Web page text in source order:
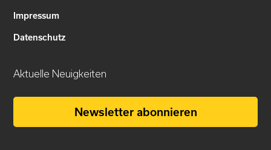
Impressum
Datenschutz
Aktuelle Neuigkeiten
Newsletter abonnieren